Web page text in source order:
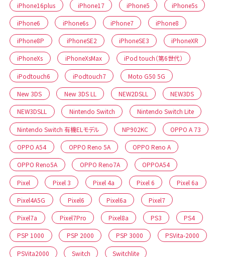
iPhone16plus iPhone17 iPhone5 iPhone5s
iPhone6 iPhone6s iPhone7 iPhone8
iPhone8P iPhoneSE2 iPhoneSE3 iPhoneXR
iPhoneXs iPhoneXsMax iPod touch（第6世代）
iPodtouch6 iPodtouch7 Moto G50 5G
New 3DS New 3DS LL NEW2DSLL NEW3DS
NEW3DSLL Nintendo Switch Nintendo Switch Lite
Nintendo Switch 有機ELモデル NP902KC OPPO A 73
OPPO A54 OPPO Reno 5A OPPO Reno A
OPPO Reno5A OPPO Reno7A OPPOA54
Pixel Pixel 3 Pixel 4a Pixel 6 Pixel 6a
Pixel4A5G Pixel6 Pixel6a Pixel7
Pixel7a Pixel7Pro Pixel8a PS3 PS4
PSP 1000 PSP 2000 PSP 3000 PSVita-2000
PSVita2000 Switch Switchlite